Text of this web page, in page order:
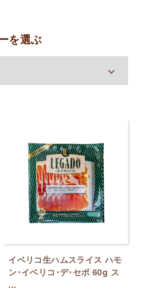
を選ぶ
イベリコ生ハムスライス ハモ
ン･イベリコ･デ･セボ 60g ス
...